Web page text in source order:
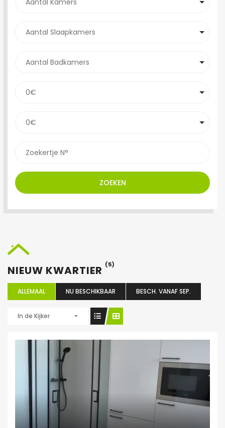
ZOEKEN
NIEUW KWARTIER (5)
ALLEMAAL NU BESCHIKBAAR BESCH. VANAF SEP.
In de Kijker